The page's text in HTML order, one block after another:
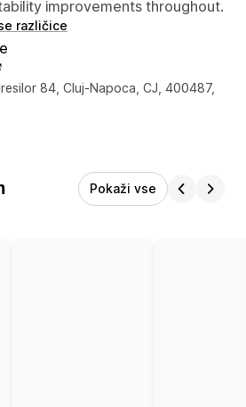
improvements throughout.
različice
84, Cluj-Napoca, CJ, 400487,
Pokaži vse